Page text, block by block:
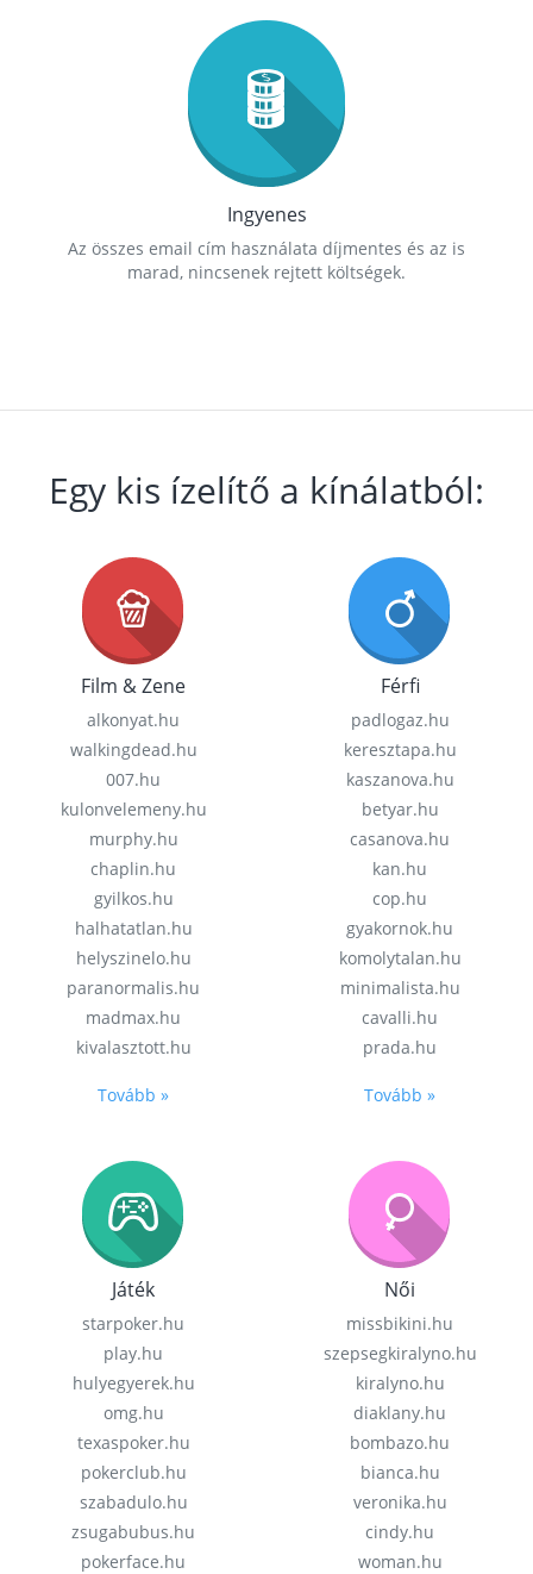
Ingyenes
Az összes email cím használata díjmentes és az is
marad, nincsenek rejtett költségek.
Egy kis ízelítő a kínálatból:
Film & Zene
alkonyat.hu
walkingdead.hu
007.hu
kulonvelemeny.hu
murphy.hu
chaplin.hu
gyilkos.hu
halhatatlan.hu
helyszinelo.hu
paranormalis.hu
madmax.hu
kivalasztott.hu
Tovább »
Férfi
padlogaz.hu
keresztapa.hu
kaszanova.hu
betyar.hu
casanova.hu
kan.hu
cop.hu
gyakornok.hu
komolytalan.hu
minimalista.hu
cavalli.hu
prada.hu
Tovább »
Játék
starpoker.hu
play.hu
hulyegyerek.hu
omg.hu
texaspoker.hu
pokerclub.hu
szabadulo.hu
zsugabubus.hu
pokerface.hu
Női
missbikini.hu
szepsegkiralyno.hu
kiralyno.hu
diaklany.hu
bombazo.hu
bianca.hu
veronika.hu
cindy.hu
woman.hu